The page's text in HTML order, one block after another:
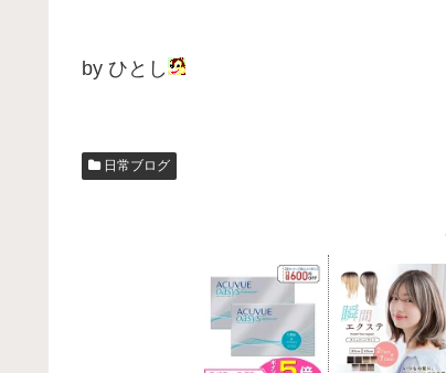
by ひとし
日常ブログ